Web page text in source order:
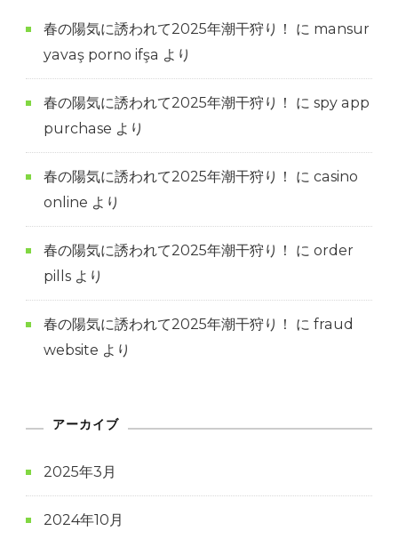
春の陽気に誘われて2025年潮干狩り！ に mansur
yavaş porno ifşa より
春の陽気に誘われて2025年潮干狩り！ に spy app
purchase より
春の陽気に誘われて2025年潮干狩り！ に casino
online より
春の陽気に誘われて2025年潮干狩り！ に order
pills より
春の陽気に誘われて2025年潮干狩り！ に fraud
website より
アーカイブ
2025年3月
2024年10月